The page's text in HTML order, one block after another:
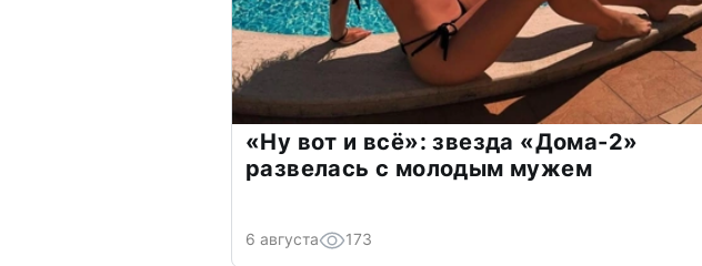
«Ну вот и всё»: звезда «Дома-2»
развелась с молодым мужем
6 августа 173